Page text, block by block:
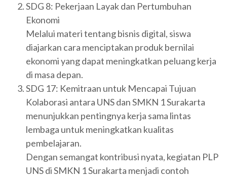
SDG 8: Pekerjaan Layak dan Pertumbuhan
Ekonomi
Melalui materi tentang bisnis digital, siswa
diajarkan cara menciptakan produk bernilai
ekonomi yang dapat meningkatkan peluang kerja
di masa depan.
SDG 17: Kemitraan untuk Mencapai Tujuan
Kolaborasi antara UNS dan SMKN 1 Surakarta
menunjukkan pentingnya kerja sama lintas
lembaga untuk meningkatkan kualitas
pembelajaran.
Dengan semangat kontribusi nyata, kegiatan PLP
UNS di SMKN 1 Surakarta menjadi contoh